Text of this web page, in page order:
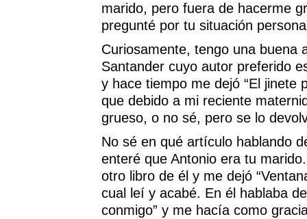
marido, pero fuera de hacerme
pregunté por tu situación
Curiosamente, tengo una buena
Santander cuyo autor preferido
y hace tiempo me dejó “El jinete
que debido a mi reciente
grueso, o no sé, pero se lo
No sé en qué artículo hablando
enteré que Antonio era tu
otro libro de él y me dejó
cual leí y acabé. En él hablaba
conmigo” y me hacía como